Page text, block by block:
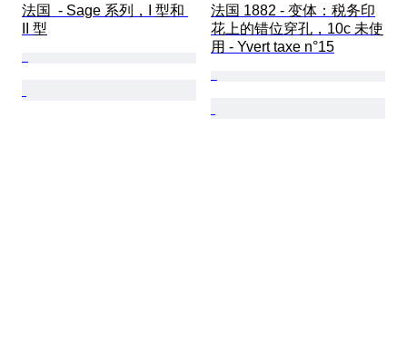
法国  - Sage 系列，I 型和
II 型
法国 1882 - 变体：税务印
花上的错位穿孔，10c 未使
用 - Yvert taxe n°15